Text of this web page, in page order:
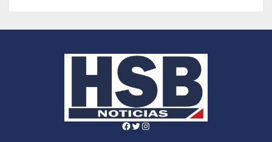
Facebook
Twitter
Instagram